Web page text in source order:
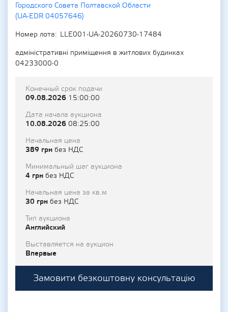
Городского Совета Полтавской Области
(UA-EDR 04057646)
Номер лота
LLE001-UA-20260730-17484
адміністративні приміщення в житлових будинках
04233000-0
Конечный срок подачи
09.08.2026 15:00:00
Дата начала аукциона
10.08.2026 08:25:00
Начальная цена
389 грн без НДС
Минимальный шаг аукциона
4 грн без НДС
Начальная цена за кв.м
30 грн без НДС
Тип аукциона
Английский
Выставляется на аукцион
Впервые
Замовити безкоштовну консультацію